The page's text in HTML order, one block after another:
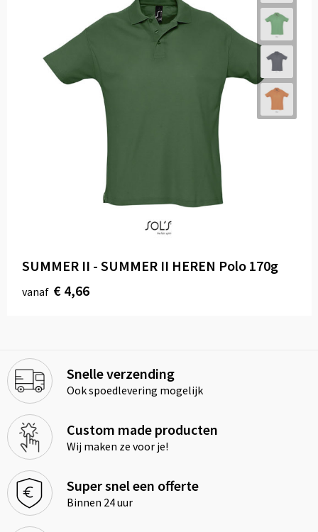
SUMMER II - SUMMER II HEREN Polo 170g
vanaf € 4,66
Snelle verzending
Ook spoedlevering mogelijk
Custom made producten
Wij maken ze voor je!
Super snel een offerte
Binnen 24 uur